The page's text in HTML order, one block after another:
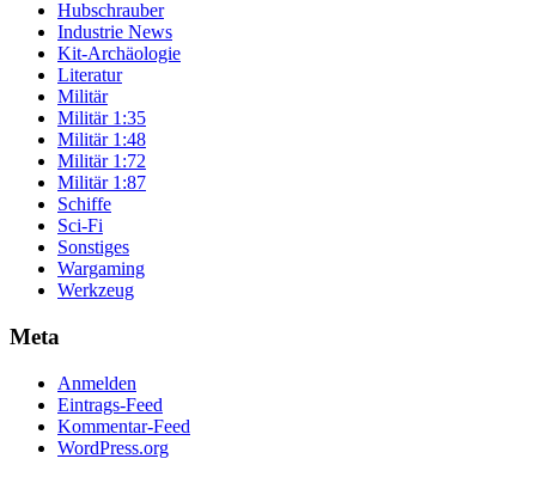
Hubschrauber
Industrie News
Kit-Archäologie
Literatur
Militär
Militär 1:35
Militär 1:48
Militär 1:72
Militär 1:87
Schiffe
Sci-Fi
Sonstiges
Wargaming
Werkzeug
Meta
Anmelden
Eintrags-Feed
Kommentar-Feed
WordPress.org